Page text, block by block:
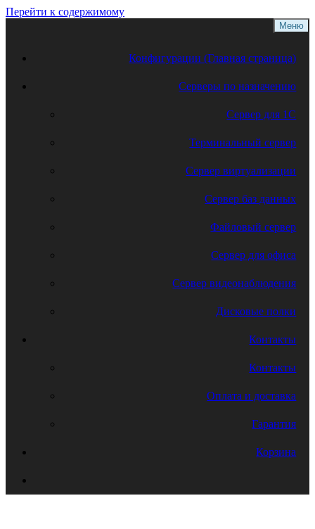
Перейти к содержимому
Меню
Конфигурации (Главная страница)
Серверы по назначению
Сервер для 1С
Терминальный сервер
Сервер виртуализации
Сервер баз данных
Файловый сервер
Сервер для офиса
Сервер видеонаблюдения
Дисковые полки
Контакты
Контакты
Оплата и доставка
Гарантия
Корзина